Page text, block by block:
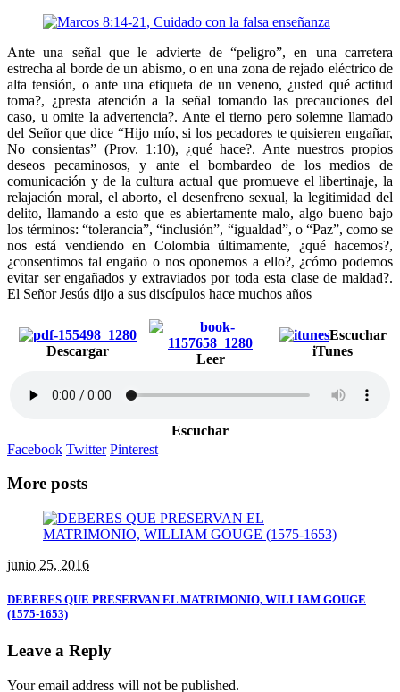
Ante una señal que le advierte de “peligro”, en una carretera
estrecha al borde de un abismo, o en una zona de rejado eléctrico de
alta tensión, o ante una etiqueta de un veneno, ¿usted qué actitud
toma?, ¿presta atención a la señal tomando las precauciones del
caso, u omite la advertencia?. Ante el tierno pero solemne llamado
del Señor que dice “Hijo mío, si los pecadores te quisieren engañar,
No consientas” (Prov. 1:10), ¿qué hace?. Ante nuestros propios
deseos pecaminosos, y ante el bombardeo de los medios de
comunicación y de la cultura actual que promueve el libertinaje, la
relajación moral, el aborto, el desenfreno sexual, la legitimidad del
delito, llamando a esto que es abiertamente malo, algo bueno bajo
los términos: “tolerancia”, “inclusión”, “igualdad”, o “Paz”, como se
nos está vendiendo en Colombia últimamente, ¿qué hacemos?,
¿consentimos tal engaño o nos oponemos a ello?, ¿cómo podemos
evitar ser engañados y extraviados por toda esta clase de maldad?.
El Señor Jesús dijo a sus discípulos hace muchos años
Descargar
Leer
Escuchar
iTunes
Escuchar
Facebook Twitter Pinterest
More posts
junio 25, 2016
DEBERES QUE PRESERVAN EL MATRIMONIO, WILLIAM GOUGE
(1575-1653)
Leave a Reply
Your email address will not be published.